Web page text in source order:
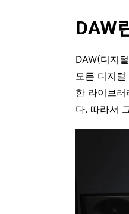
DAW
DAW(디지
모든 디지
한 라이브
다. 따라서